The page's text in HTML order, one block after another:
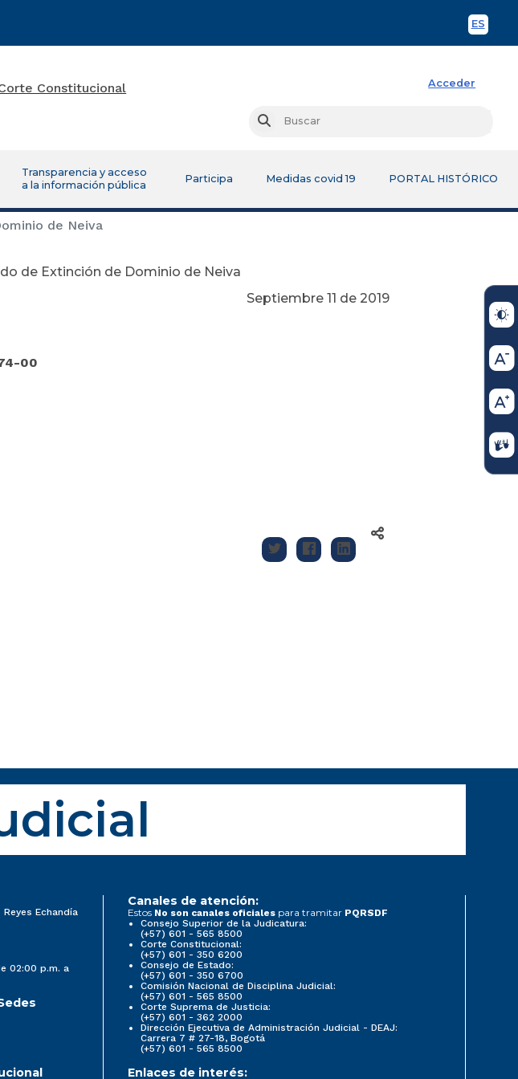
ES
Acceder
Buscar
Transparencia y acceso
a la información pública
Participa Medidas covid 19 PORTAL HISTÓRICO
de Neiva
de Extinción de Dominio de Neiva
Septiembre 11 de 2019
00
Echandía
02:00 p.m. a
Canales de atención:
Estos No son canales oficiales para tramitar PQRSDF
Consejo Superior de la Judicatura:
(+57) 601 - 565 8500
Corte Constitucional:
(+57) 601 - 350 6200
Consejo de Estado:
(+57) 601 - 350 6700
Comisión Nacional de Disciplina Judicial:
(+57) 601 - 565 8500
Corte Suprema de Justicia:
(+57) 601 - 362 2000
Dirección Ejecutiva de Administración Judicial - DEAJ:
Carrera 7 # 27-18, Bogotá
(+57) 601 - 565 8500
Enlaces de interés: